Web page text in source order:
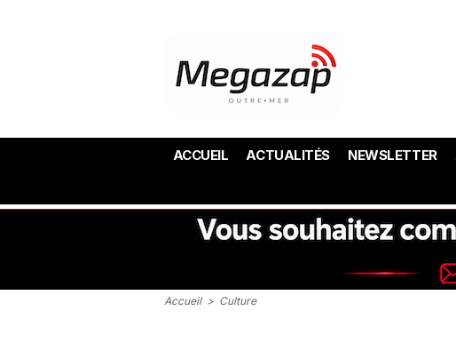
ACCUEIL ACTUALITÉS NEWSLETTER
Accueil > Culture